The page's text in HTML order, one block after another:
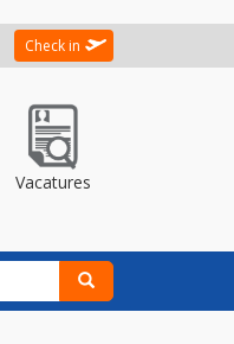
Check in
Vacatures